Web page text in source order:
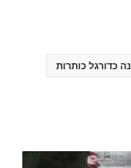
כדורגל כותרות